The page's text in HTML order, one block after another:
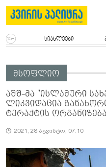
სიახლეები
მსოფლიო
აშშ-მა "ისლამური
ლიკვიდაცია
ტერაქტის
2021, 28 აგვისტო, 07:10